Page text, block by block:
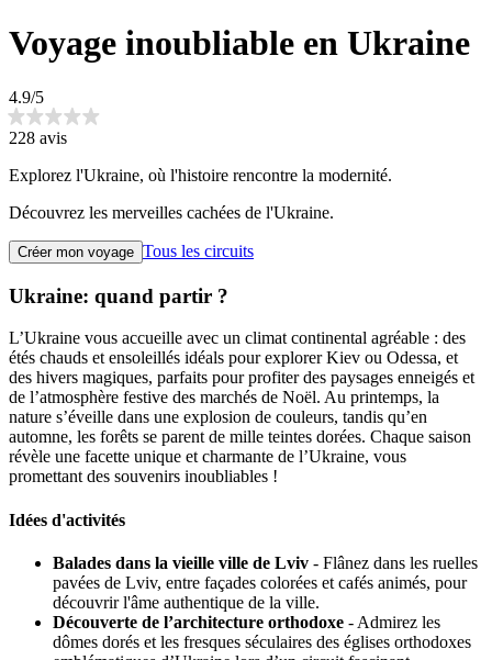
Voyage inoubliable en Ukraine
4.9/5
228 avis
Explorez l'Ukraine, où l'histoire rencontre la modernité.
Découvrez les merveilles cachées de l'Ukraine.
Créer mon voyage Tous les circuits
Ukraine: quand partir ?
L’Ukraine vous accueille avec un climat continental agréable : des
étés chauds et ensoleillés idéals pour explorer Kiev ou Odessa, et
des hivers magiques, parfaits pour profiter des paysages enneigés et
de l’atmosphère festive des marchés de Noël. Au printemps, la
nature s’éveille dans une explosion de couleurs, tandis qu’en
automne, les forêts se parent de mille teintes dorées. Chaque saison
révèle une facette unique et charmante de l’Ukraine, vous
promettant des souvenirs inoubliables !
Idées d'activités
Balades dans la vieille ville de Lviv - Flânez dans les ruelles
pavées de Lviv, entre façades colorées et cafés animés, pour
découvrir l'âme authentique de la ville.
Découverte de l’architecture orthodoxe - Admirez les
dômes dorés et les fresques séculaires des églises orthodoxes